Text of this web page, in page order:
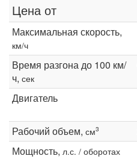
Цена от
Максимальная скорость,
км/ч
Время разгона до 100 км/
ч, сек
Двигатель
Рабочий объем, см3
Мощность, л.с. / оборотах